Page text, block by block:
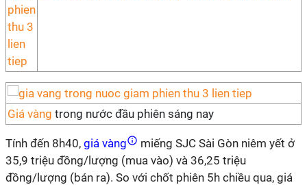
Giá vàng trong nước đầu phiên sáng nay
Tính đến 8h40, giá vàng
miếng SJC Sài Gòn niêm yết ở
35,9 triệu đồng/lượng (mua vào) và 36,25 triệu
đồng/lượng (bán ra). So với chốt phiên 5h chiều qua, giá